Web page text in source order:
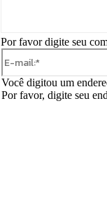
Por favor digite seu
Você digitou um
Por favor, digite seu